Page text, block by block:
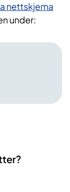
nettskjema
under: